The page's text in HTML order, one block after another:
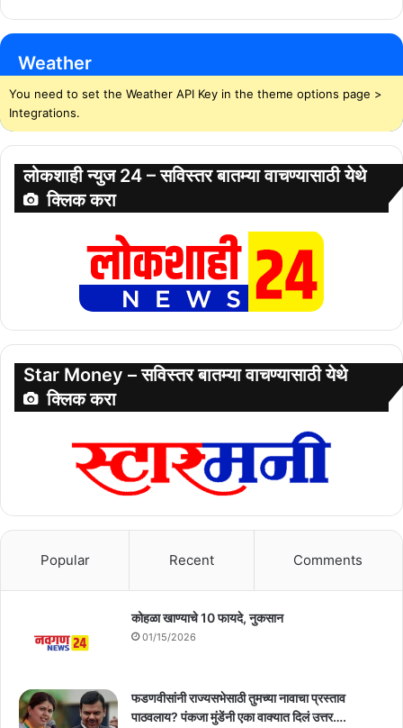
Weather
You need to set the Weather API Key in the theme options page >
Integrations.
लोकशाही न्युज 24 – सविस्तर बातम्या वाचण्यासाठी येथे
क्लिक करा
Star Money – सविस्तर बातम्या वाचण्यासाठी येथे
क्लिक करा
Popular Recent Comments
कोहळा खाण्याचे 10 फायदे, नुकसान
01/15/2026
फडणवीसांनी राज्यसभेसाठी तुमच्या नावाचा प्रस्ताव
पाठवलाय? पंकजा मुंडेंनी एका वाक्यात दिलं उत्तर….